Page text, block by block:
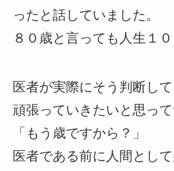
ったと話していました。
８０歳と言っても人生１０
医者が実際にそう判断し
頑張っていきたいと思っ
「もう歳ですから？」
医者である前に人間とし